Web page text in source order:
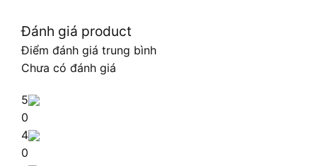
Đánh giá product
Điểm đánh giá trung bình
Chưa có đánh giá
5
0
4
0